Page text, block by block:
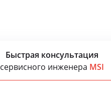
Быстрая консультация
сервисного инженера MSI